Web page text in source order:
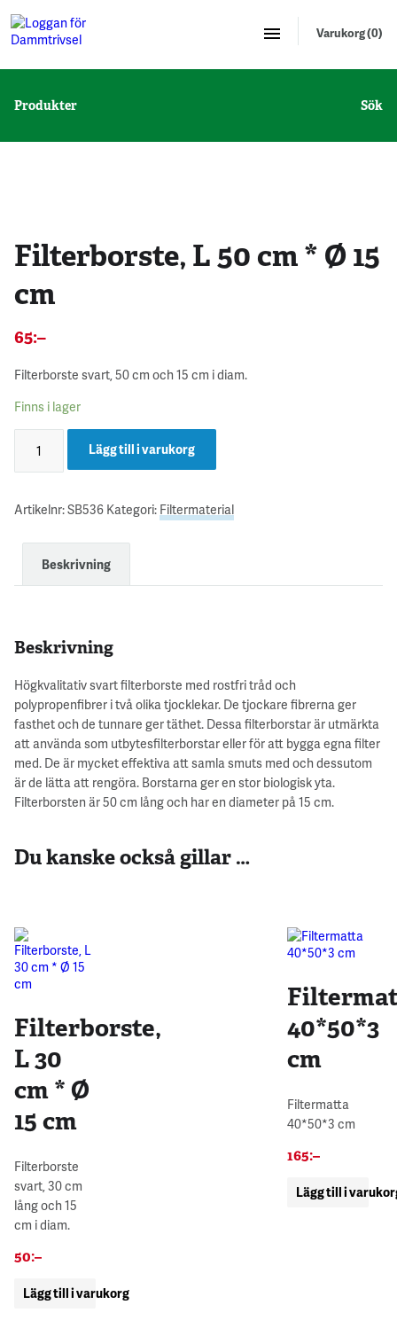
Varukorg (0)
Produkter Sök
Filterborste, L 50 cm * Ø 15
cm
65:–
Filterborste svart, 50 cm och 15 cm i diam.
Finns i lager
Lägg till i varukorg
Artikelnr:SB536 Kategori: Filtermaterial
Beskrivning
Beskrivning
Högkvalitativ svart filterborste med rostfri tråd och
polypropenfibrer i två olika tjocklekar. De tjockare fibrerna ger
fasthet och de tunnare ger täthet. Dessa filterborstar är utmärkta
att använda som utbytesfilterborstar eller för att bygga egna filter
med. De är mycket effektiva att samla smuts med och dessutom
är de lätta att rengöra. Borstarna ger en stor biologisk yta.
Filterborsten är 50 cm lång och har en diameter på 15 cm.
Du kanske också gillar …
Filterborste,
L 30
cm * Ø
15 cm
Filterborste
svart, 30 cm
lång och 15
cm i diam.
50:–
Lägg till i varukorg
40*50*3
cm
Filtermatta
40*50*3 cm
165:–
Lägg till i